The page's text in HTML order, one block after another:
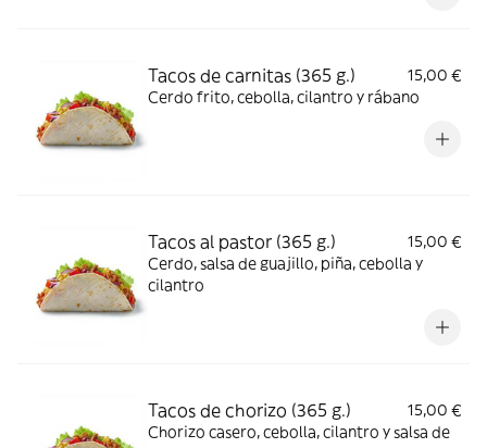
Tacos de carnitas (365 g.)
15,00 €
Cerdo frito, cebolla, cilantro y rábano
Tacos al pastor (365 g.)
15,00 €
Cerdo, salsa de guajillo, piña, cebolla y
cilantro
Tacos de chorizo (365 g.)
15,00 €
Chorizo casero, cebolla, cilantro y salsa de